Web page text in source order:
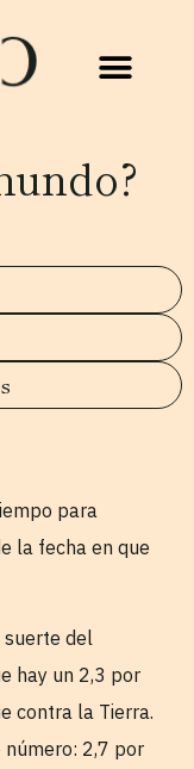
para
la fecha en que
del
hay un 2,3 por
contra la Tierra.
número: 2,7 por